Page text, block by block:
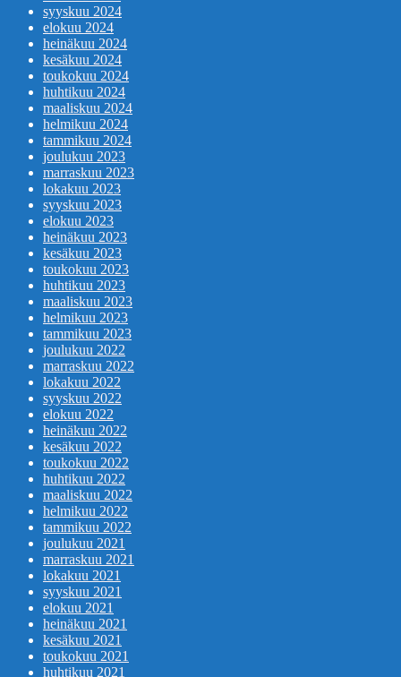
syyskuu 2024
elokuu 2024
heinäkuu 2024
kesäkuu 2024
toukokuu 2024
huhtikuu 2024
maaliskuu 2024
helmikuu 2024
tammikuu 2024
joulukuu 2023
marraskuu 2023
lokakuu 2023
syyskuu 2023
elokuu 2023
heinäkuu 2023
kesäkuu 2023
toukokuu 2023
huhtikuu 2023
maaliskuu 2023
helmikuu 2023
tammikuu 2023
joulukuu 2022
marraskuu 2022
lokakuu 2022
syyskuu 2022
elokuu 2022
heinäkuu 2022
kesäkuu 2022
toukokuu 2022
huhtikuu 2022
maaliskuu 2022
helmikuu 2022
tammikuu 2022
joulukuu 2021
marraskuu 2021
lokakuu 2021
syyskuu 2021
elokuu 2021
heinäkuu 2021
kesäkuu 2021
toukokuu 2021
huhtikuu 2021